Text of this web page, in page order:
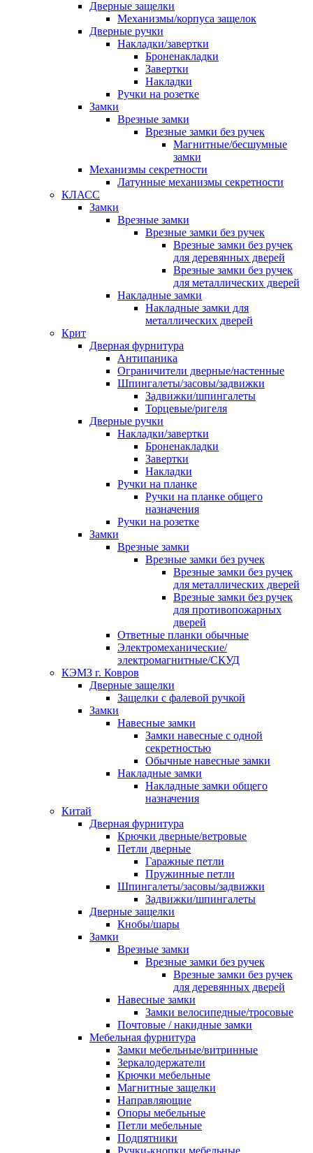
Дверные защелки
Механизмы/корпуса защелок
Дверные ручки
Накладки/завертки
Броненакладки
Завертки
Накладки
Ручки на розетке
Замки
Врезные замки
Врезные замки без ручек
Магнитные/бесшумные
замки
Механизмы секретности
Латунные механизмы секретности
КЛАСС
Замки
Врезные замки
Врезные замки без ручек
Врезные замки без ручек
для деревянных дверей
Врезные замки без ручек
для металлических дверей
Накладные замки
Накладные замки для
металлических дверей
Крит
Дверная фурнитура
Антипаника
Ограничители дверные/настенные
Шпингалеты/засовы/задвижки
Задвижки/шпингалеты
Торцевые/ригеля
Дверные ручки
Накладки/завертки
Броненакладки
Завертки
Накладки
Ручки на планке
Ручки на планке общего
назначения
Ручки на розетке
Замки
Врезные замки
Врезные замки без ручек
Врезные замки без ручек
для металлических дверей
Врезные замки без ручек
для противопожарных
дверей
Ответные планки обычные
Электромеханические/
электромагнитные/СКУД
КЭМЗ г. Ковров
Дверные защелки
Защелки с фалевой ручкой
Замки
Навесные замки
Замки навесные с одной
секретностью
Обычные навесные замки
Накладные замки
Накладные замки общего
назначения
Китай
Дверная фурнитура
Крючки дверные/ветровые
Петли дверные
Гаражные петли
Пружинные петли
Шпингалеты/засовы/задвижки
Задвижки/шпингалеты
Дверные защелки
Кнобы/шары
Замки
Врезные замки
Врезные замки без ручек
Врезные замки без ручек
для деревянных дверей
Навесные замки
Замки велосипедные/тросовые
Почтовые / накидные замки
Мебельная фурнитура
Замки мебельные/витринные
Зеркалодержатели
Крючки мебельные
Магнитные защелки
Направляющие
Опоры мебельные
Петли мебельные
Подпятники